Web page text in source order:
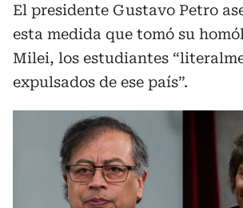
El presidente Gustavo Petro
esta medida que tomó su
Milei, los estudiantes
expulsados de ese país”.